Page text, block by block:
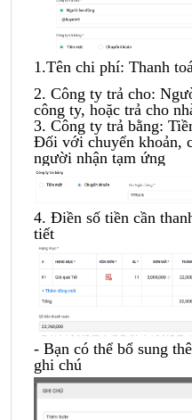
1.Tên chi phí: Thanh
2. Công ty trả cho:
công ty, hoặc trả cho
3. Công ty trả bằng:
Đối với chuyển khoản,
người nhận tạm ứng
4. Điền số tiền cần
tiết
- Bạn có thể bổ sung
ghi chú